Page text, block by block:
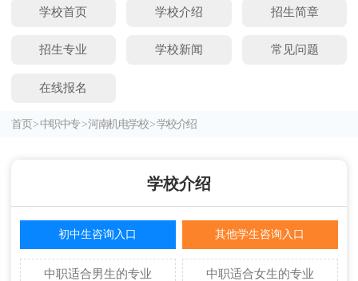
学校首页 学校介绍 招生简章
招生专业 学校新闻 常见问题
在线报名
首页 >中职中专 >河南机电学校 >学校介绍
学校介绍
初中生咨询入口 其他学生咨询入口
中职适合男生的专业 中职适合女生的专业